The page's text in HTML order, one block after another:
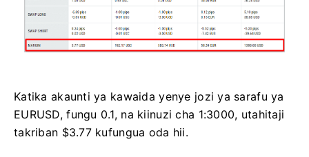
Katika akaunti ya kawaida yenye jozi ya sarafu ya
EURUSD, fungu 0.1, na kiinuzi cha 1:3000, utahitaji
takriban $3.77 kufungua oda hii.